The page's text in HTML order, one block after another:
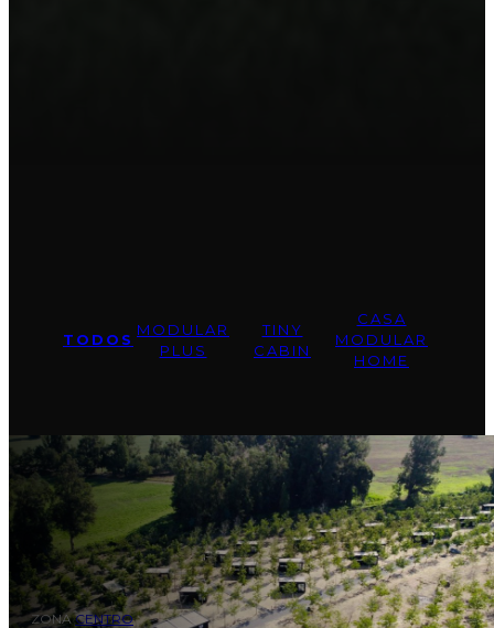
TODOS
MODULAR
PLUS
TINY
CABIN
CASA
MODULAR
HOME
ZONACENTRO